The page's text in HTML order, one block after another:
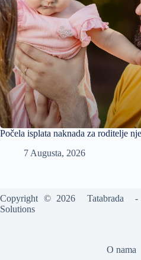
Počela isplata naknada za roditelje
7 Augusta, 2026
Copyright © 2026 Tatabrada -
Solutions
O nama